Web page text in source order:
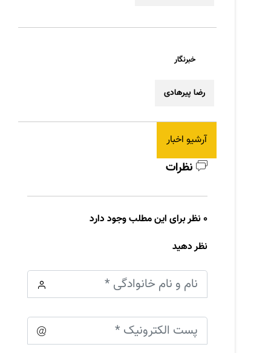
خبرنگار
رضا پیرهادی
آرشیو اخبار
نظرات
نظر دهید